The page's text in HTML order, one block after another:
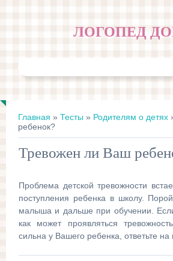
ЛОГОПЕД
Главная » Тесты » Родителям о детях
ребенок?
Тревожен ли Ваш
Проблема детской тревожности
поступления ребенка в школу.
малыша и дальше при обучении.
как может проявляться
сильна у Вашего ребенка, ответьте на